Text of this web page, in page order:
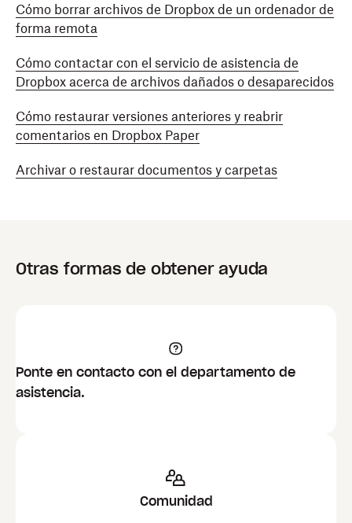
Cómo borrar archivos de Dropbox de un ordenador de
forma remota
Cómo contactar con el servicio de asistencia de
Dropbox acerca de archivos dañados o desaparecidos
Cómo restaurar versiones anteriores y reabrir
comentarios en Dropbox Paper
Archivar o restaurar documentos y carpetas
Otras formas de obtener ayuda
Ponte en contacto con el departamento de
asistencia.
Comunidad